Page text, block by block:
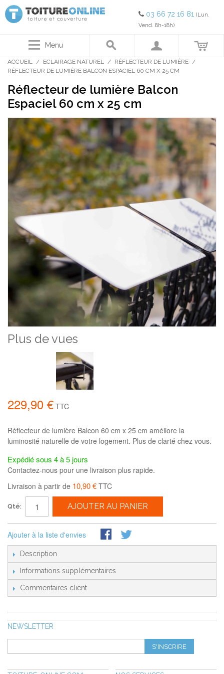
03 66 72 16 81 (Lun.
Vend. 8h-18h)
Menu
ACCUEIL / ECLAIRAGE NATUREL / RÉFLECTEUR DE LUMIÈRE /
RÉFLECTEUR DE LUMIÈRE BALCON ESPACIEL 60 CM X 25 CM
Réflecteur de lumière Balcon
Espaciel 60 cm x 25 cm
Plus de vues
229,90 € TTC
Réflecteur de lumière Balcon 60 cm x 25 cm améliore la
luminosité naturelle de votre logement. Plus de clarté chez vous.
Expédié sous 4 à 5 jours
Contactez-nous pour une livraison plus rapide.
Livraison à partir de 10,90 € TTC
Qté: AJOUTER AU PANIER
Ajouter à la liste d'envies
Description
Informations supplémentaires
Commentaires client
NEWSLETTER
S'INSCRIRE